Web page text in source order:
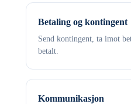
Betaling og kontingent
Send kontingent, ta imot
betalt.
Kommunikasjon